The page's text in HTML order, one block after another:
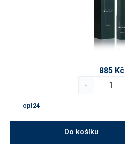
885 Kč
-
cpl24
Do košíku